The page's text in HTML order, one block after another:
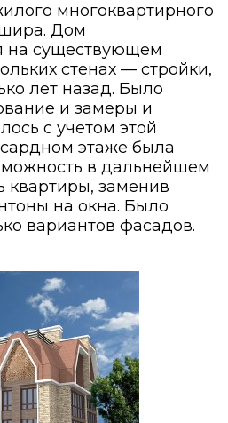
многоквартирного
Дом
на существующем
стенах — стройки,
лет назад. Было
и замеры и
с учетом этой
этаже была
в дальнейшем
квартиры, заменив
на окна. Было
вариантов фасадов.